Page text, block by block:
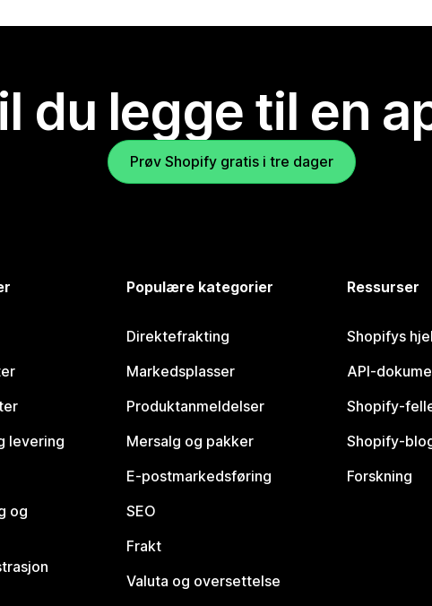
du legge til en
Prøv Shopify gratis i tre dager
levering
og
Populære kategorier
Direktefrakting
Markedsplasser
Produktanmeldelser
Mersalg og pakker
E-postmarkedsføring
SEO
Frakt
Valuta og oversettelse
Ressurser
Shopifys
API-
Shopify-
Shopify-
Forskning